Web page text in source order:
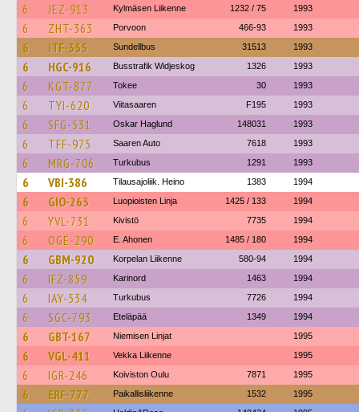
6 JEZ-913 Kylmäsen Liikenne 1232 / 75 1993
6 ZHT-363 Porvoon 466-93 1993
6 ITF-355 Sundellbus 31513 1993
6 HGC-916 Busstrafik Widjeskog 1326 1993
6 KGT-877 Tokee 30 1993
6 TYI-620 Viitasaaren F195 1993
6 SFG-531 Oskar Haglund 148031 1993
6 TFF-975 Saaren Auto 7618 1993
6 MRG-706 Turkubus 1291 1993
6 VBI-386 Tilausajoliik. Heino 1383 1994
6 GIO-263 Luopioisten Linja 1425 / 133 1994
6 YVL-731 Kivistö 7735 1994
6 OGE-290 E. Ahonen 1485 / 180 1994
6 GBM-920 Korpelan Liikenne 580-94 1994
6 IFZ-859 Karinord 1463 1994
6 IAY-534 Turkubus 7726 1994
6 SGC-793 Eteläpää 1349 1994
6 GBT-167 Niemisen Linjat 1995
6 VGL-411 Vekka Liikenne 1995
6 IGR-246 Koiviston Oulu 7871 1995
6 ERF-777 Paikallisliikenne 1532 1995